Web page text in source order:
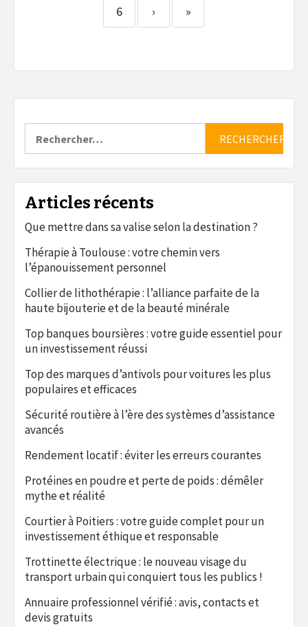
6 › »
Articles récents
Que mettre dans sa valise selon la destination ?
Thérapie à Toulouse : votre chemin vers
l’épanouissement personnel
Collier de lithothérapie : l’alliance parfaite de la
haute bijouterie et de la beauté minérale
Top banques boursières : votre guide essentiel pour
un investissement réussi
Top des marques d’antivols pour voitures les plus
populaires et efficaces
Sécurité routière à l’ère des systèmes d’assistance
avancés
Rendement locatif : éviter les erreurs courantes
Protéines en poudre et perte de poids : démêler
mythe et réalité
Courtier à Poitiers : votre guide complet pour un
investissement éthique et responsable
Trottinette électrique : le nouveau visage du
transport urbain qui conquiert tous les publics !
Annuaire professionnel vérifié : avis, contacts et
devis gratuits